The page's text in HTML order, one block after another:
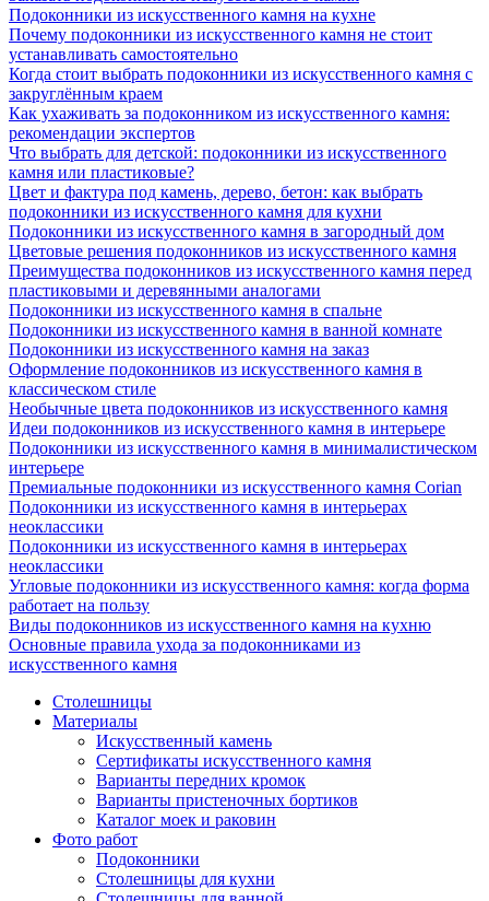
Подоконники из искусственного камня на кухне
Почему подоконники из искусственного камня не стоит
устанавливать самостоятельно
Когда стоит выбрать подоконники из искусственного камня с
закруглённым краем
Как ухаживать за подоконником из искусственного камня:
рекомендации экспертов
Что выбрать для детской: подоконники из искусственного
камня или пластиковые?
Цвет и фактура под камень, дерево, бетон: как выбрать
подоконники из искусственного камня для кухни
Подоконники из искусственного камня в загородный дом
Цветовые решения подоконников из искусственного камня
Преимущества подоконников из искусственного камня перед
пластиковыми и деревянными аналогами
Подоконники из искусственного камня в спальне
Подоконники из искусственного камня в ванной комнате
Подоконники из искусственного камня на заказ
Оформление подоконников из искусственного камня в
классическом стиле
Необычные цвета подоконников из искусственного камня
Идеи подоконников из искусственного камня в интерьере
Подоконники из искусственного камня в минималистическом
интерьере
Премиальные подоконники из искусственного камня Corian
Подоконники из искусственного камня в интерьерах
неоклассики
Подоконники из искусственного камня в интерьерах
неоклассики
Угловые подоконники из искусственного камня: когда форма
работает на пользу
Виды подоконников из искусственного камня на кухню
Основные правила ухода за подоконниками из
искусственного камня
Столешницы
Материалы
Искусственный камень
Сертификаты искусственного камня
Варианты передних кромок
Варианты пристеночных бортиков
Каталог моек и раковин
Фото работ
Подоконники
Столешницы для кухни